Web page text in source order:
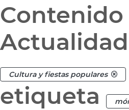
Contenido
Actualidad
Cultura y fiestas populares
etiqueta